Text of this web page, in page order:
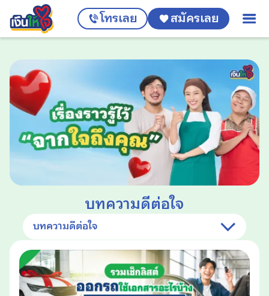
โทรเลย สมัครเลย
บทความดีต่อใจ
บทความดีต่อใจ